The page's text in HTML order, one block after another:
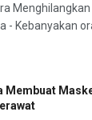
- Kebanyakan
Membuat